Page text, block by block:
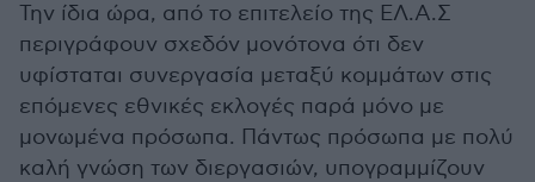
Την ίδια ώρα, από το επιτελείο της ΕΛ.Α.Σ
περιγράφουν σχεδόν μονότονα ότι δεν
υφίσταται συνεργασία μεταξύ κομμάτων στις
επόμενες εθνικές εκλογές παρά μόνο με
μονωμένα πρόσωπα. Πάντως πρόσωπα με πολύ
καλή γνώση των διεργασιών, υπογραμμίζουν